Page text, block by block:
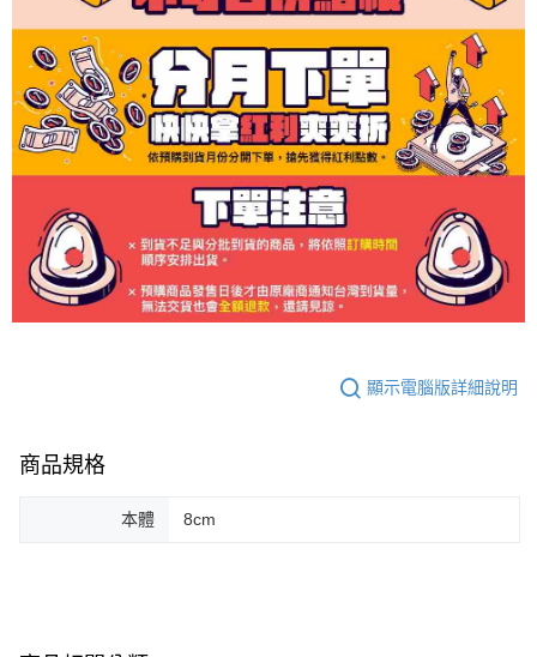
顯示電腦版詳細說明
商品規格
本體 8cm